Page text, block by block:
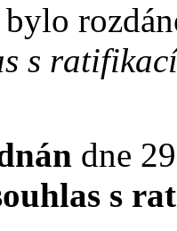
bylo
s ratifikací
dne
s